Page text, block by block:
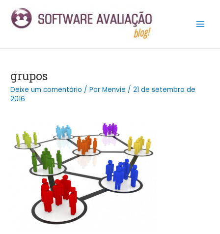
para
grupos
Deixe um comentário / PorMenvie /21 de setembro de
2016
navigation